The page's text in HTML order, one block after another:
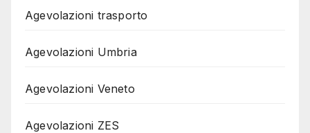
Agevolazioni trasporto
Agevolazioni Umbria
Agevolazioni Veneto
Agevolazioni ZES